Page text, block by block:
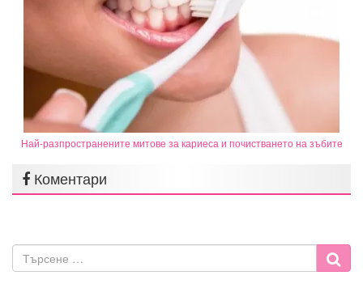
Най-разпространените митове за кариеса и почистването на зъбите
Коментари